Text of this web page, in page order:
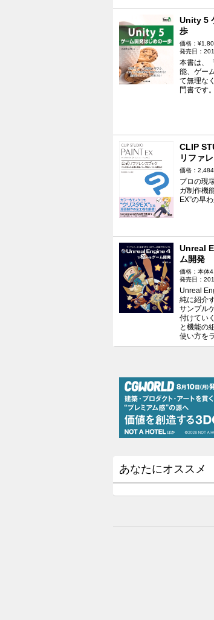
Unity 5
歩
価格：
発売日：
本書は、
能、ゲー
て無理な
門書です。
CLIP
リファ
価格：
プロの現
ガ制作機
EX”の早
Unreal
ム開発
価格：本体
発売日：
Unreal
純に紹介
サンプル
付けてい
と機能の
使い方を
あなたにオススメ